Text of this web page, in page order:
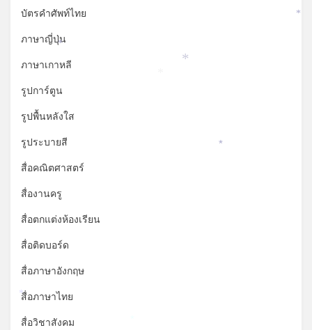
บัตรคำศัพท์ไทย
ภาษาญี่ปุ่น
ภาษาเกาหลี
รูปการ์ตูน
รูปพื้นหลังใส
รูประบายสี
สื่อคณิตศาสตร์
สื่องานครู
สื่อตกแต่งห้องเรียน
สื่อติดบอร์ด
สื่อภาษาอังกฤษ
สื่อภาษาไทย
สื่อวิชาสังคม
*
*
*